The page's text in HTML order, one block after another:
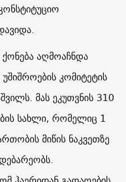
აღმოაჩნდა
კომიტეტის
მას ეკუთვნის 310
სახლი, რომელიც 1
მიწის ნაკვეთზე